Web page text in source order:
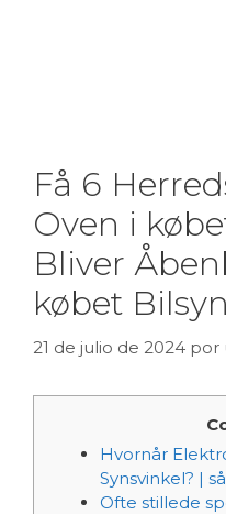
Få 6
Oven i
Bliver
købet Bilsyn
21 de julio de 2024 por
Hvornår
Synsvinkel? |
Ofte stillede